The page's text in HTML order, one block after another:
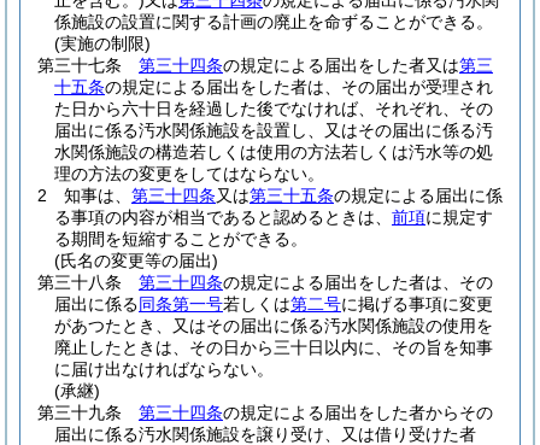
係施設の設置に関する計画の廃止を命ずることができる。
(実施の制限)
第三十七条
第三十四条の規定による届出をした者又は第三
十五条の規定による届出をした者は、その届出が受理され
た日から六十日を経過した後でなければ、それぞれ、その
届出に係る汚水関係施設を設置し、又はその届出に係る汚
水関係施設の構造若しくは使用の方法若しくは汚水等の処
理の方法の変更をしてはならない。
2
知事は、 第三十四条又は第三十五条の規定による届出に係
る事項の内容が相当であると認めるときは、 前項に規定す
る期間を短縮することができる。
(氏名の変更等の届出)
第三十八条
第三十四条の規定による届出をした者は、その
届出に係る同条第一号若しくは第二号に掲げる事項に変更
があつたとき、又はその届出に係る汚水関係施設の使用を
廃止したときは、その日から三十日以内に、その旨を知事
に届け出なければならない。
(承継)
第三十九条
第三十四条の規定による届出をした者からその
届出に係る汚水関係施設を譲り受け、又は借り受けた者